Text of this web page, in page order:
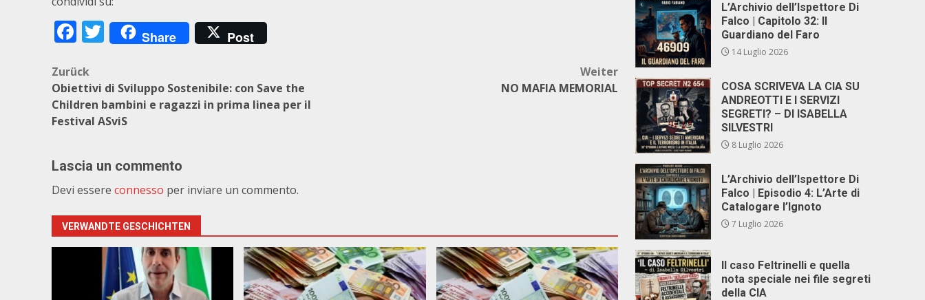
Facebook
Twitter
Share Post
Beitragsnavigation
Zurück
Obiettivi di Sviluppo Sostenibile: con Save the
Children bambini e ragazzi in prima linea per il
Festival ASviS
Weiter
NO MAFIA MEMORIAL
Lascia un commento
Devi essere connesso per inviare un commento.
VERWANDTE GESCHICHTEN
L’Archivio dell’Ispettore Di
Falco | Capitolo 32: Il
Guardiano del Faro
14 Luglio 2026
COSA SCRIVEVA LA CIA SU
ANDREOTTI E I SERVIZI
SEGRETI? – DI ISABELLA
SILVESTRI
8 Luglio 2026
L’Archivio dell’Ispettore Di
Falco | Episodio 4: L’Arte di
Catalogare l’Ignoto
7 Luglio 2026
Il caso Feltrinelli e quella
nota speciale nei file segreti
della CIA